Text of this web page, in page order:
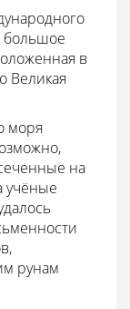
большое
в
Великая
моря
на
учёные
рунам